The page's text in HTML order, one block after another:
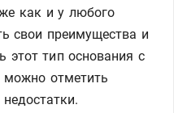
как и у любого
свои преимущества и
этот тип основания с
отметить